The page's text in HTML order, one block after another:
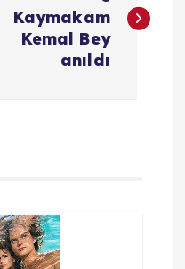
Kaymakam
Kemal Bey
anıldı